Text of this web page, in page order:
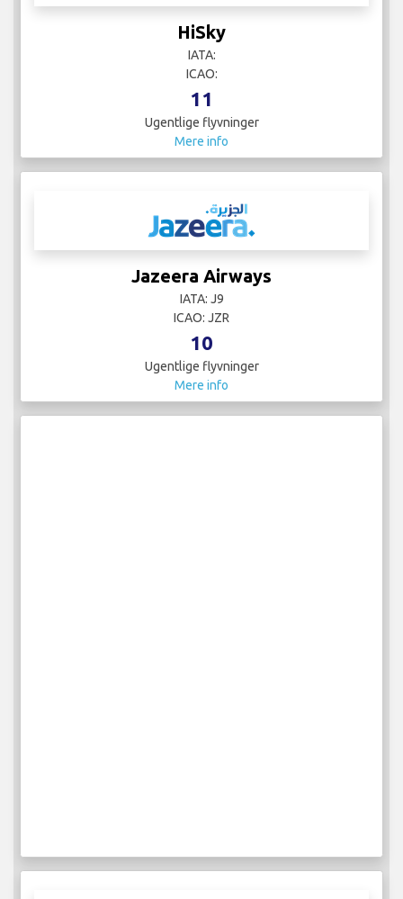
HiSky
IATA:
ICAO:
11
Ugentlige flyvninger
Mere info
Jazeera Airways
IATA: J9
ICAO: JZR
10
Ugentlige flyvninger
Mere info